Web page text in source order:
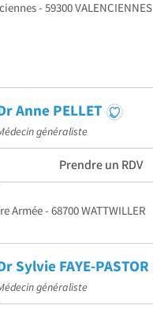
59300 VALENCIENNES
Anne PELLET
généraliste
Prendre un RDV
Armée 68700 WATTWILLER
Sylvie FAYE-PASTOR
généraliste